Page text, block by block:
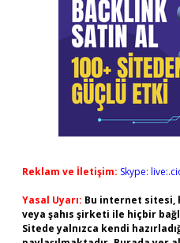
Reklam ve İletişim: Skype:
Yasal Uyarı: Bu internet sitesi,
veya şahıs şirketi ile hiçbir
Sitede yalnızca kendi